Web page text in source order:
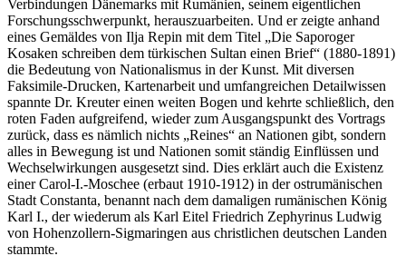
Verbindungen Dänemarks mit Rumänien, seinem eigentlichen
Forschungsschwerpunkt, herauszuarbeiten. Und er zeigte anhand
eines Gemäldes von Ilja Repin mit dem Titel „Die Saporoger
Kosaken schreiben dem türkischen Sultan einen Brief“ (1880-1891)
die Bedeutung von Nationalismus in der Kunst. Mit diversen
Faksimile-Drucken, Kartenarbeit und umfangreichen Detailwissen
spannte Dr. Kreuter einen weiten Bogen und kehrte schließlich, den
roten Faden aufgreifend, wieder zum Ausgangspunkt des Vortrags
zurück, dass es nämlich nichts „Reines“ an Nationen gibt, sondern
alles in Bewegung ist und Nationen somit ständig Einflüssen und
Wechselwirkungen ausgesetzt sind. Dies erklärt auch die Existenz
einer Carol-I.-Moschee (erbaut 1910-1912) in der ostrumänischen
Stadt Constanta, benannt nach dem damaligen rumänischen König
Karl I., der wiederum als Karl Eitel Friedrich Zephyrinus Ludwig
von Hohenzollern-Sigmaringen aus christlichen deutschen Landen
stammte.